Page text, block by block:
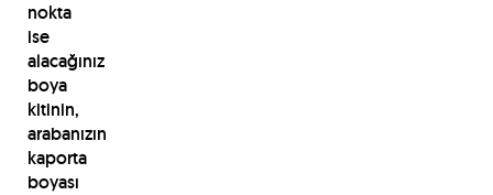
nokta
ise
alacağınız
boya
kitinin,
arabanızın
kaporta
boyası